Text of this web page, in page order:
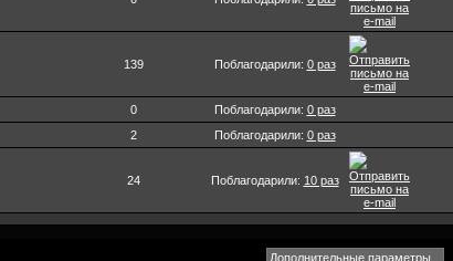
139 Поблагодарили: 0 раз
0 Поблагодарили: 0 раз
2 Поблагодарили: 0 раз
24 Поблагодарили: 10 раз